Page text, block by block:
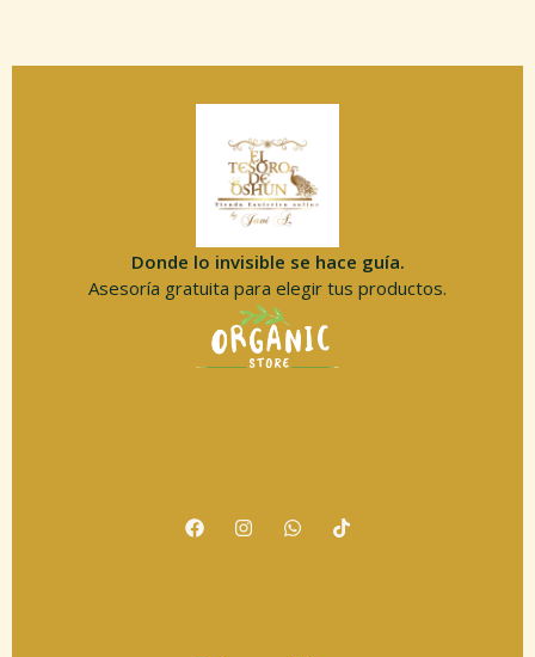
Donde lo invisible se hace guía.
Asesoría gratuita para elegir tus productos.